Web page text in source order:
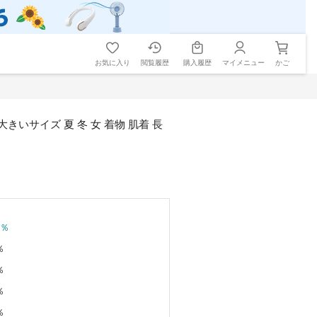
お気に入り 閲覧履歴 購入履歴 マイメニュー かご
きいサイズ 夏 冬 女 着物 肌着 長
％